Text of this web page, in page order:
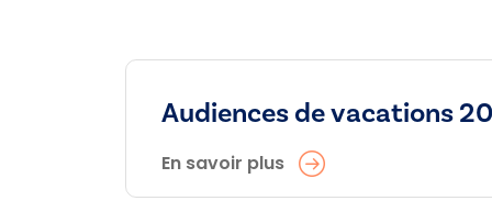
Audiences de vacations
En savoir plus